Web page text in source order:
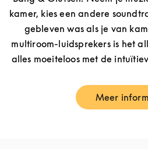
kamer, kies een andere
gebleven was als je van
multiroom-luidsprekers is het
alles moeiteloos met de
Meer